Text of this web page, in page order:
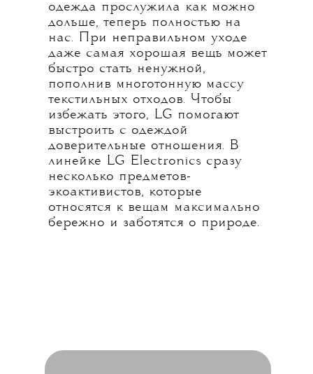
одежда прослужила как можно
дольше, теперь полностью на
нас. При неправильном уходе
даже самая хорошая вещь может
быстро стать ненужной,
пополнив многотонную массу
текстильных отходов. Чтобы
избежать этого, LG помогают
выстроить с одеждой
доверительные отношения. В
линейке LG Electronics сразу
несколько предметов-
экоактивистов, которые
относятся к вещам максимально
бережно и заботятся о природе.